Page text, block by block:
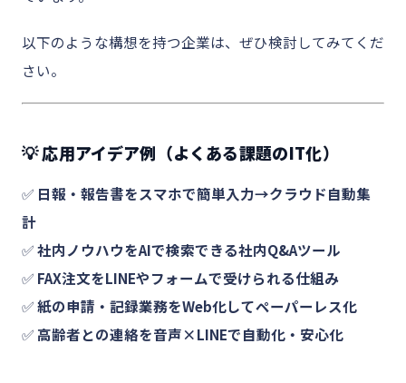
以下のような構想を持つ企業は、ぜひ検討してみてくだ
さい。
💡 応用アイデア例（よくある課題のIT化）
✅ 日報・報告書をスマホで簡単入力→クラウド自動集
計
✅社内ノウハウをAIで検索できる社内Q&Aツール
✅ FAX注文をLINEやフォームで受けられる仕組み
✅紙の申請・記録業務をWeb化してペーパーレス化
✅ 高齢者との連絡を音声×LINEで自動化・安心化